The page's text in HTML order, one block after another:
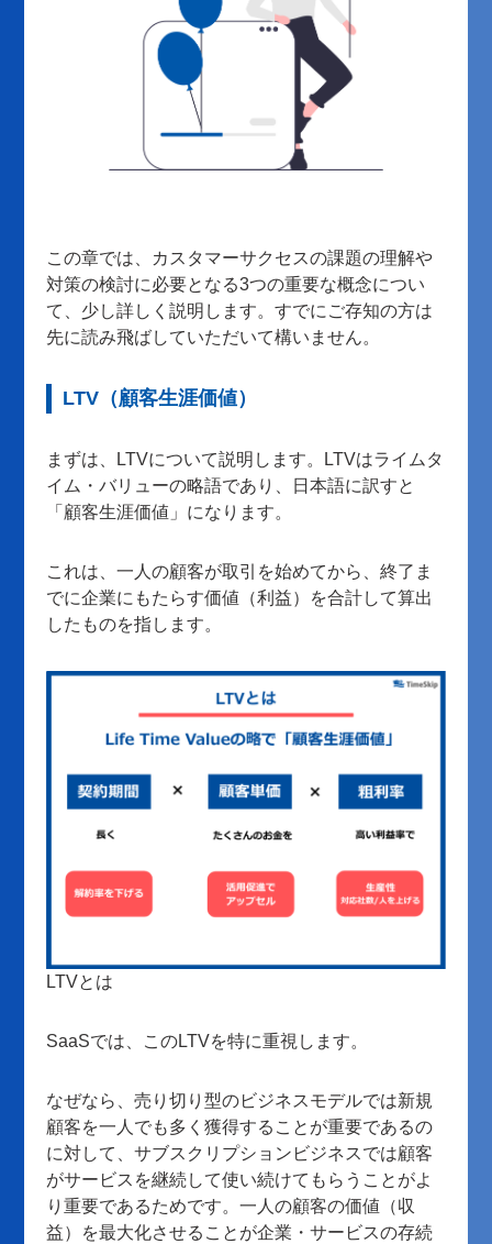
この章では、カスタマーサクセスの課題の理解や
対策の検討に必要となる3つの重要な概念につい
て、少し詳しく説明します。すでにご存知の方は
先に読み飛ばしていただいて構いません。
LTV（顧客生涯価値）
まずは、LTVについて説明します。LTVはライムタ
イム・バリューの略語であり、日本語に訳すと
「顧客生涯価値」になります。
これは、一人の顧客が取引を始めてから、終了ま
でに企業にもたらす価値（利益）を合計して算出
したものを指します。
LTVとは
SaaSでは、このLTVを特に重視します。
なぜなら、売り切り型のビジネスモデルでは新規
顧客を一人でも多く獲得することが重要であるの
に対して、サブスクリプションビジネスでは顧客
がサービスを継続して使い続けてもらうことがよ
り重要であるためです。一人の顧客の価値（収
益）を最大化させることが企業・サービスの存続